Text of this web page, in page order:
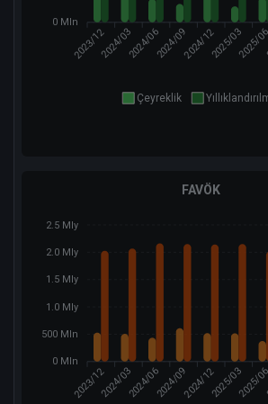
0 Mln
2023/122024/032024/062024/092024/122025/032025/
Çeyreklik
FAVÖK
2.5 Mly
2.0 Mly
1.5 Mly
1.0 Mly
500 Mln
0 Mln
2023/122024/032024/062024/092024/122025/032025/